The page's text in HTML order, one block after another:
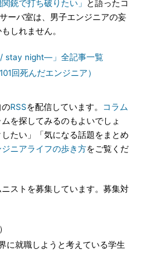
銃で打ち破りたい」
と語ったコ
ーバ室は、男子エンジニアの妄
しれません。
/ stay night―」全記事一覧
回死んだエンジニア）
のRSSを配信しています。
コラム
を探してみるのもよいでしょ
たい」「気になる話題をまとめ
ジニアライフの歩き方をご覧くだ
ストを募集しています。募集対
に就職しようと考えている学生